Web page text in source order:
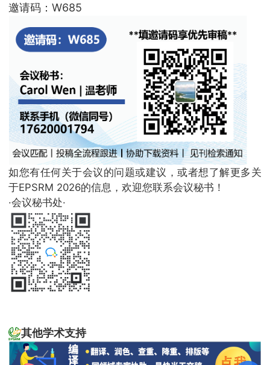
邀请码：W685
如您有任何关于会议的问题或建议，或者想了解更多关
于EPSRM 2026的信息，欢迎您联系会议秘书！
·会议秘书处·
其他学术支持